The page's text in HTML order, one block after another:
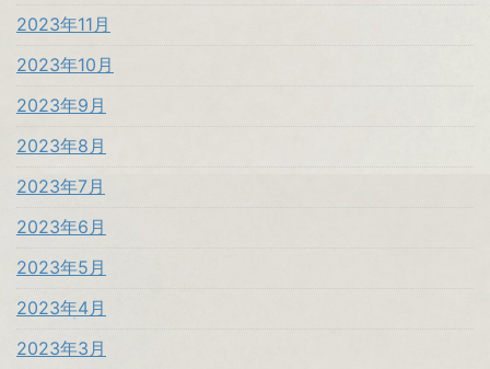
2023年11月
2023年10月
2023年9月
2023年8月
2023年7月
2023年6月
2023年5月
2023年4月
2023年3月